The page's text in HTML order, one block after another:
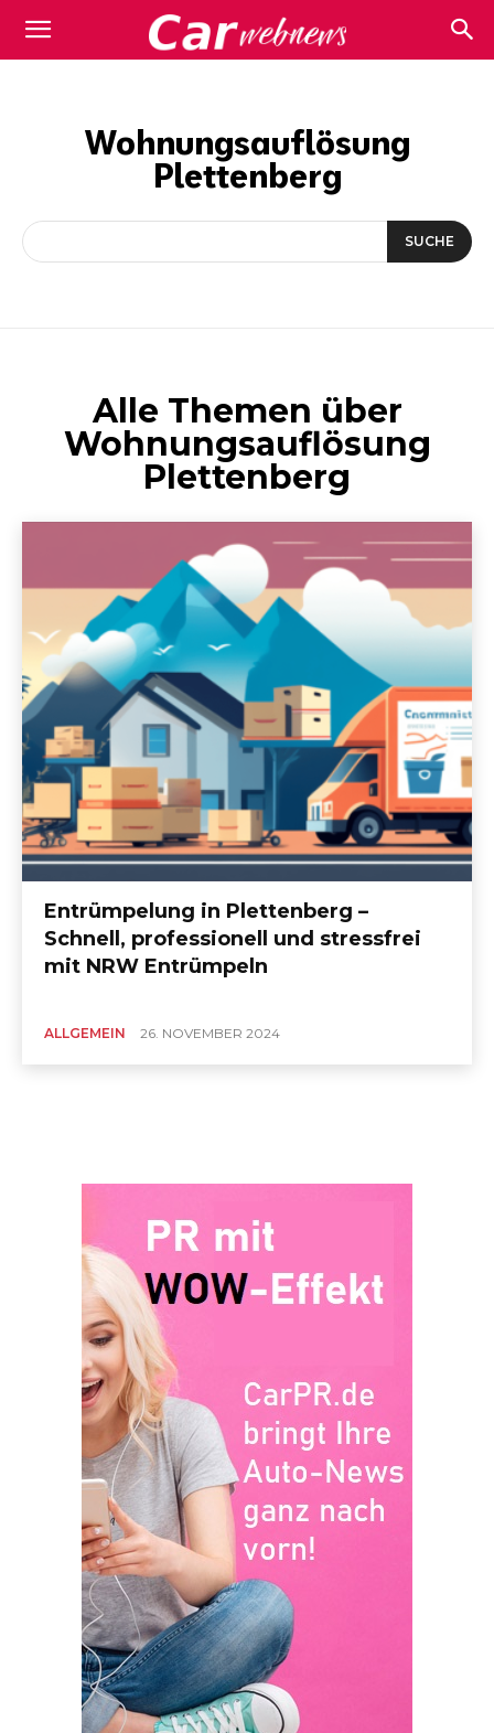
Carwebnews.com
Wohnungsauflösung
Plettenberg
SUCHE
Alle Themen über
Wohnungsauflösung
Plettenberg
Entrümpelung in Plettenberg –
Schnell, professionell und stressfrei
mit NRW Entrümpeln
ALLGEMEIN 26. NOVEMBER 2024